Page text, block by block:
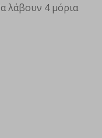
λάβουν 4 μόρια